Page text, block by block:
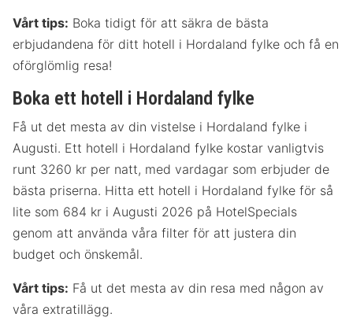
Vårt tips: Boka tidigt för att säkra de bästa
erbjudandena för ditt hotell i Hordaland fylke och få en
oförglömlig resa!
Boka ett hotell i Hordaland fylke
Få ut det mesta av din vistelse i Hordaland fylke i
Augusti. Ett hotell i Hordaland fylke kostar vanligtvis
runt 3260 kr per natt, med vardagar som erbjuder de
bästa priserna. Hitta ett hotell i Hordaland fylke för så
lite som 684 kr i Augusti 2026 på HotelSpecials
genom att använda våra filter för att justera din
budget och önskemål.
Vårt tips: Få ut det mesta av din resa med någon av
våra extratillägg.